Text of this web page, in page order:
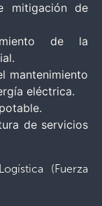
mitigación de
de la
mantenimiento
eléctrica.
de servicios
(Fuerza